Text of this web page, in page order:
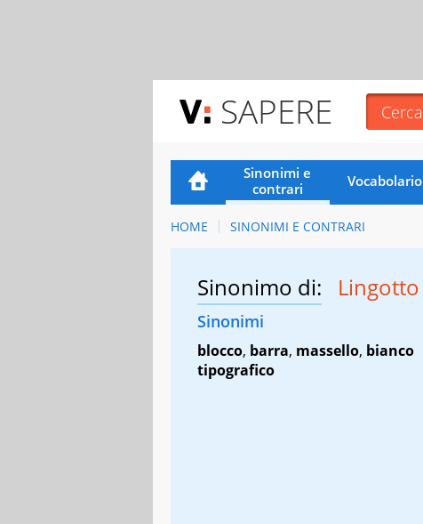
SAPERE
Sinonimi e
contrari
Vocabolario
HOME SINONIMI E CONTRARI
Sinonimo di: Lingotto
Sinonimi
blocco, barra, massello, bianco
tipografico